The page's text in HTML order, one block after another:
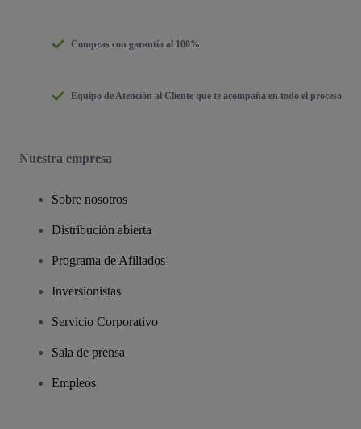
Compras con garantía al 100%
Equipo de Atención al Cliente que te acompaña en todo el proceso
Nuestra empresa
Sobre nosotros
Distribución abierta
Programa de Afiliados
Inversionistas
Servicio Corporativo
Sala de prensa
Empleos